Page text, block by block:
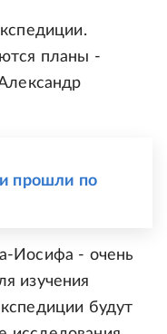
планы -
прошли по
Иосифа - очень
изучения
будут